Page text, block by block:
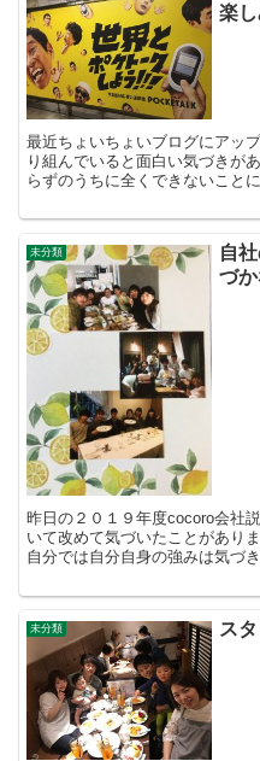
楽
最近ちょいちょいブログにアッ
り組んでいると面白い気づきが
らずのうちに全くできないこと
未分類
自
づ
昨日の２０１９年度cocoro会社
いて改めて気づいたことがあり
自分では自分自身の強みは気づ
未分類 ス